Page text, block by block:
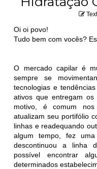
Oi oi povo!
Tudo bem com vocês?
O mercado capilar é
sempre se
tecnologias e
ativos que entregam
motivo, é comum
atualizam seu portifólio
linhas e readequando
algum tempo, fez
descontinuou a linha
possível encontrar
determinados